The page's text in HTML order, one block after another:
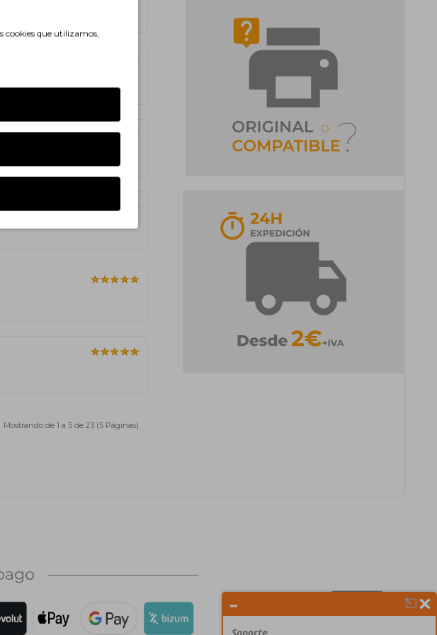
Mostrando de 1 a 5 de 23 (5 Páginas)
cookies que utilizamos,